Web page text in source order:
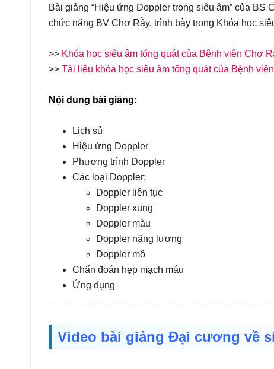
Bài giảng “Hiệu ứng Doppler trong siêu âm” của
chức năng BV Chợ Rẫy, trình bày trong Khóa học
>> Khóa học siêu âm tổng quát của Bệnh viện Chợ
>> Tài liệu khóa học siêu âm tổng quát của Bệnh
Nội dung bài giảng:
Lịch sử
Hiệu ứng Doppler
Phương trình Doppler
Các loại Doppler:
Doppler liên tục
Doppler xung
Doppler màu
Doppler năng lượng
Doppler mô
Chẩn đoán hẹp mạch máu
Ứng dụng
Video bài giảng Đại cương về